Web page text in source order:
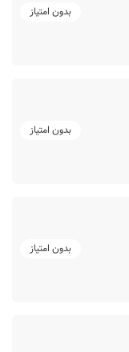
بدون امتیاز
بدون امتیاز
بدون امتیاز